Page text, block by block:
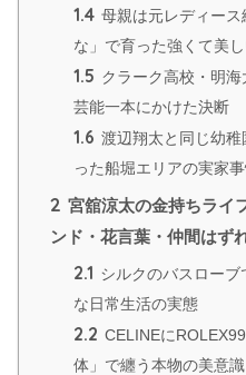
1.4 母親は元レディー
な」で育った強くて美
1.5 クラーク高校・明海
芸能一本にかけた決断
1.6 渡辺翔太と同じ幼
った船堀エリアの実家
2 宮舘涼太の金持ちライ
ンド・花言葉・仲間はず
2.1 シルクのバスロー
な日常生活の実態
2.2 CELINEに
体」で纏う本物の美意識